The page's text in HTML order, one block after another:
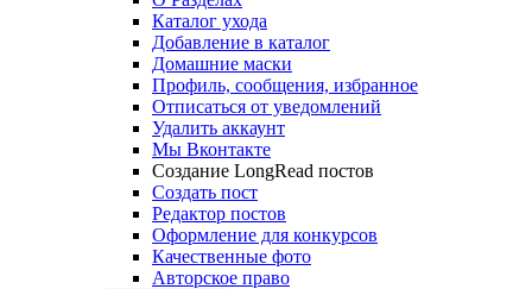
Каталог ухода
Добавление в каталог
Домашние маски
Профиль, сообщения, избранное
Отписаться от уведомлений
Удалить аккаунт
Мы Вконтакте
Создание LongRead постов
Создать пост
Редактор постов
Оформление для конкурсов
Качественные фото
Авторское право